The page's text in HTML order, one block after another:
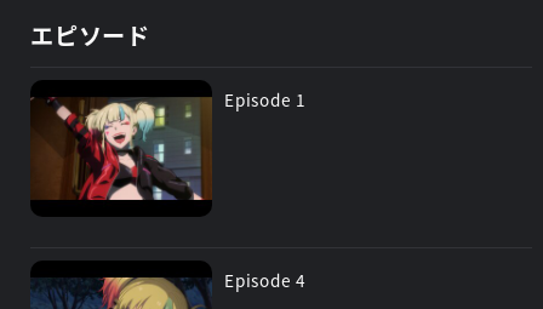
エピソード
Episode 1
Episode 4